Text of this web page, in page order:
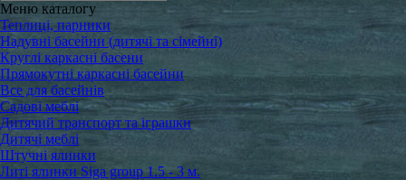
Меню каталогу
Теплиці, парники
Надувні басейни (дитячі та сімейні)
Круглі каркасні басени
Прямокутні каркасні басейни
Все для басейнів
Садові меблі
Дитячий транспорт та іграшки
Дитячі меблі
Штучні ялинки
Литі ялинки Siga group 1.5 - 3 м.